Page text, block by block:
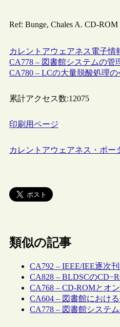
Ref: Bunge, Chales A. CD-ROM
カレントアウェアネス電子情
CA778 – 図書館システムの
CA780 – LCの大量脱酸処理
累計アクセス数:12075
印刷用ページ
カレントアウェアネス・ポー
類似の記事
CA792 – IEEE/IEE逐次
CA828 – BLDSCの
CA768 – CD-ROMとオ
CA604 – 図書館におけ
CA778 – 図書館システ